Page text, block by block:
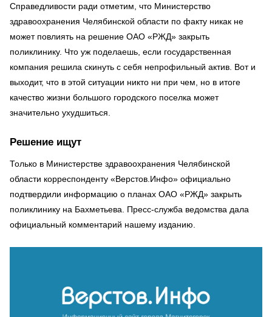
Справедливости ради отметим, что Министерство
здравоохранения Челябинской области по факту никак не
может повлиять на решение ОАО «РЖД» закрыть
поликлинику. Что уж поделаешь, если государственная
компания решила скинуть с себя непрофильный актив. Вот и
выходит, что в этой ситуации никто ни при чем, но в итоге
качество жизни большого городского поселка может
значительно ухудшиться.
Решение ищут
Только в Министерстве здравоохранения Челябинской
области корреспонденту «Верстов.Инфо» официально
подтвердили информацию о планах ОАО «РЖД» закрыть
поликлинику на Бахметьева. Пресс-служба ведомства дала
официальный комментарий нашему изданию.